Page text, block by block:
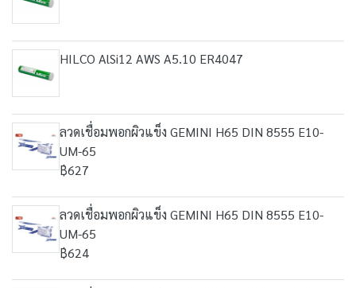
HILCO AlSi12 AWS A5.10 ER4047
ลวดเชื่อมพอกผิวแข็ง GEMINI H65 DIN 8555 E10-
UM-65
฿627
ลวดเชื่อมพอกผิวแข็ง GEMINI H65 DIN 8555 E10-
UM-65
฿624